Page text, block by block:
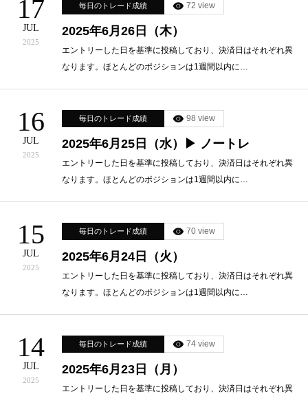
17
JUL
2025
毎日のトレード成績 72 view
2025年6月26日（木）
エントリーした日を基準に投稿しており、決済日はそれぞれ異
なります。ほとんどのポジションは1週間以内に…
16
JUL
2025
毎日のトレード成績 98 view
2025年6月25日（水）▶ ノートレ
エントリーした日を基準に投稿しており、決済日はそれぞれ異
なります。ほとんどのポジションは1週間以内に…
15
JUL
2025
毎日のトレード成績 70 view
2025年6月24日（火）
エントリーした日を基準に投稿しており、決済日はそれぞれ異
なります。ほとんどのポジションは1週間以内に…
14
JUL
2025
毎日のトレード成績 74 view
2025年6月23日（月）
エントリーした日を基準に投稿しており、決済日はそれぞれ異